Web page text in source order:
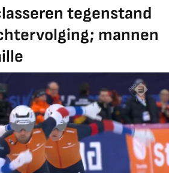
tegenstand
mannen